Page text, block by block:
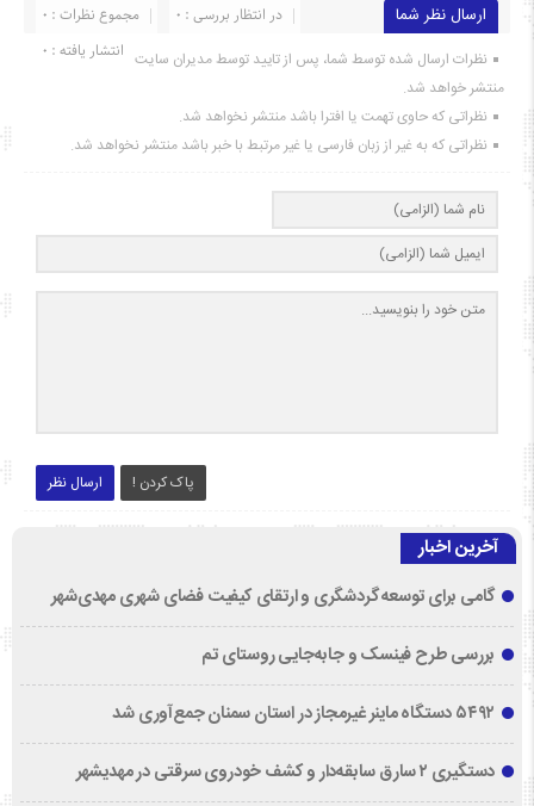
ارسال نظر شما مجموع نظرات : 0
در انتظار بررسی : 0
انتشار یافته : ۰ نظرات ارسال شده توسط شما، پس از تایید توسط مدیران سایت
منتشر خواهد شد.
نظراتی که حاوی تهمت یا افترا باشد منتشر نخواهد شد.
نظراتی که به غیر از زبان فارسی یا غیر مرتبط با خبر باشد منتشر نخواهد شد.
ارسال نظر پاک کردن !
آخرین اخبار
گامی برای توسعه گردشگری و ارتقای کیفیت فضای شهری مهدی‌شهر
بررسی طرح فینسک و جابه‌جایی روستای تم
۵۴۹۲ دستگاه ماینر غیرمجاز در استان سمنان جمع‌آوری شد
دستگیری ۲ سارق سابقه‌دار و کشف خودروی سرقتی در مهدیشهر